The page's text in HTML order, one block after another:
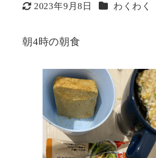
更新日
2023年9月8日 カテゴリー
わくわく
朝4時の朝食